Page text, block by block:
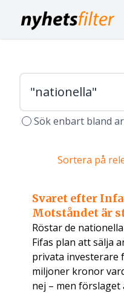
Sök enbart bland
Sortera på
Svaret efter
Motståndet är
Röstar de
Fifas plan att sälja
privata investerare
miljoner kronor
nej – men förslaget